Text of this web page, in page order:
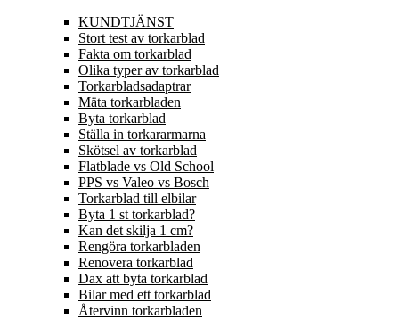
KUNDTJÄNST
Stort test av torkarblad
Fakta om torkarblad
Olika typer av torkarblad
Torkarbladsadaptrar
Mäta torkarbladen
Byta torkarblad
Ställa in torkararmarna
Skötsel av torkarblad
Flatblade vs Old School
PPS vs Valeo vs Bosch
Torkarblad till elbilar
Byta 1 st torkarblad?
Kan det skilja 1 cm?
Rengöra torkarbladen
Renovera torkarblad
Dax att byta torkarblad
Bilar med ett torkarblad
Återvinn torkarbladen